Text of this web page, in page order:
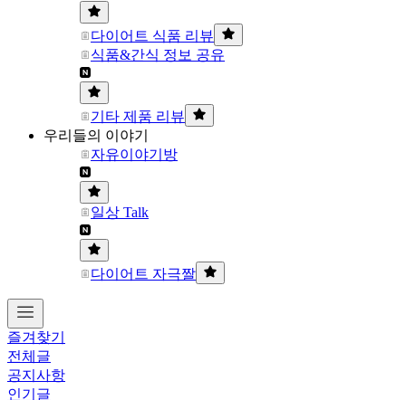
다이어트 식품 리뷰
식품&간식 정보 공유
기타 제품 리뷰
우리들의 이야기
자유이야기방
일상 Talk
다이어트 자극짤
즐겨찾기
전체글
공지사항
인기글